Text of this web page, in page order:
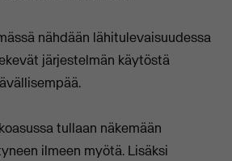
nähdään lähitulevaisuudessa
järjestelmän käytöstä
tullaan näkemään
ilmeen myötä. Lisäksi